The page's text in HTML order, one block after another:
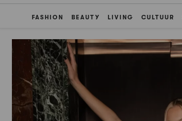
FASHION BEAUTY LIVING CULTUUR